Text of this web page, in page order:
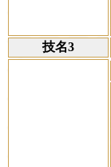
技名3